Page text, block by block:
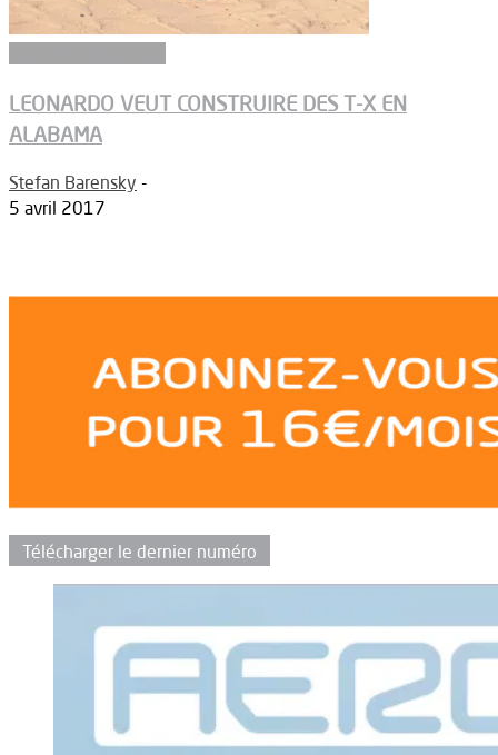
LEONARDO VEUT CONSTRUIRE DES T-X EN
ALABAMA
Stefan Barensky -
5 avril 2017
Télécharger le dernier numéro